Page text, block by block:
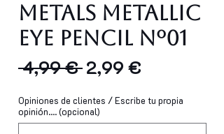
Metals Metallic
Eye Pencil Nº01
4,99 € Precio
2,99 €
oferta
Opiniones de clientes / Escribe tu propia
opinión.... (opcional)